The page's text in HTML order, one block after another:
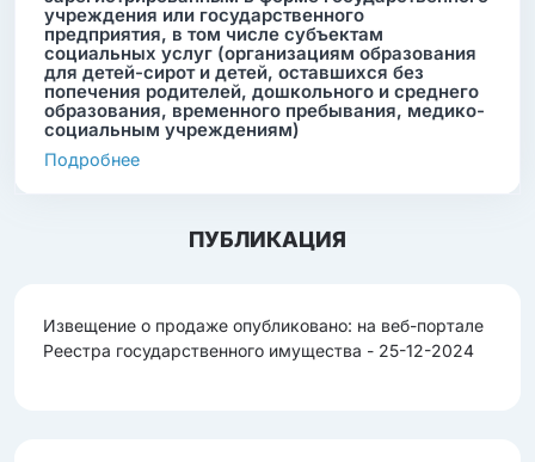
учреждения или государственного
предприятия, в том числе субъектам
социальных услуг (организациям образования
для детей-сирот и детей, оставшихся без
попечения родителей, дошкольного и среднего
образования, временного пребывания, медико-
социальным учреждениям)
Подробнее
ПУБЛИКАЦИЯ
Извещение о продаже опубликовано: на веб-портале
Реестра государственного имущества - 25-12-2024